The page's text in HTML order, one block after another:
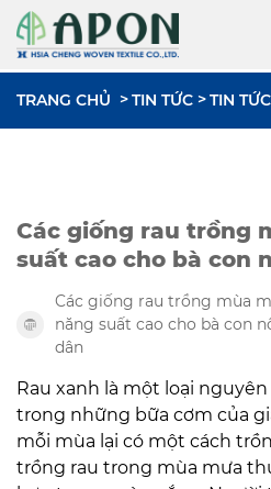
TRANG CHỦ TIN TỨC TIN
Các giống rau trồng
suất cao cho bà con
Các giống rau trồng mùa
năng suất cao cho bà con
dân
Rau xanh là một loại
trong những bữa cơm của
mỗi mùa lại có một cách
trồng rau trong mùa mưa